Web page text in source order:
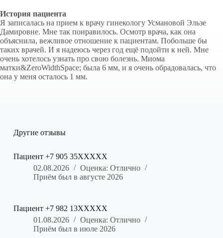
История пациента
Я записалась на прием к врачу гинекологу Усмановой Эльзе
Дамировне. Мне так понравилось. Осмотр врача, как она
объяснила, вежливое отношение к пациентам. Побольше бы
таких врачей. И я надеюсь через год ещё подойти к ней. Мне
очень хотелось узнать про свою болезнь. Миома
матки&ZeroWidthSpace; была 6 мм, и я очень обрадовалась, что
она у меня осталось 1 мм.
Другие отзывы
Пациент +7 905 35XXXXX
02.08.2026
Оценка: Отлично
Приём был в августе 2026
Пациент +7 982 13XXXXX
01.08.2026
Оценка: Отлично
Приём был в июле 2026